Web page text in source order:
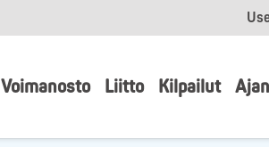
Voimanosto Liitto Kilpailut